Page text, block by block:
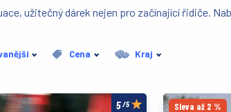
užitečný dárek nejen pro začínající řidiče.
Cena Kraj
/5 Sleva až 2 %